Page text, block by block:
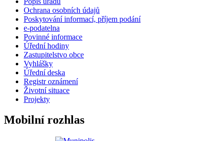
Ochrana osobních údajů
Poskytování informací, příjem podání
e-podatelna
Povinné informace
Úřední hodiny
Zastupitelstvo obce
Vyhlášky
Úřední deska
Registr oznámení
Životní situace
Projekty
Mobilní rozhlas